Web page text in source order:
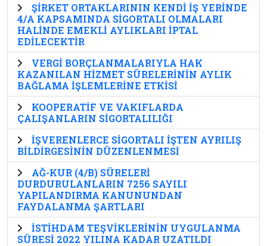
ŞİRKET ORTAKLARININ KENDİ İŞ YERİNDE
4/A KAPSAMINDA SİGORTALI OLMALARI
HALİNDE EMEKLİ AYLIKLARI İPTAL
EDİLECEKTİR
VERGİ BORÇLANMALARIYLA HAK
KAZANILAN HİZMET SÜRELERİNİN AYLIK
BAĞLAMA İŞLEMLERİNE ETKİSİ
KOOPERATİF VE VAKIFLARDA
ÇALIŞANLARIN SİGORTALILIĞI
İŞVERENLERCE SİGORTALI İŞTEN AYRILIŞ
BİLDİRGESİNİN DÜZENLENMESİ
AĞ-KUR (4/B) SÜRELERİ
DURDURULANLARIN 7256 SAYILI
YAPILANDIRMA KANUNUNDAN
FAYDALANMA ŞARTLARI
İSTİHDAM TEŞVİKLERİNİN UYGULANMA
SÜRESİ 2022 YILINA KADAR UZATILDI